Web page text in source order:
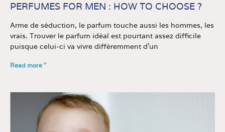
PERFUMES FOR MEN : HOW TO CHOOSE ?
Arme de séduction, le parfum touche aussi les hommes, les
vrais. Trouver le parfum idéal est pourtant assez difficile
puisque celui-ci va vivre différemment d’un
Read more "